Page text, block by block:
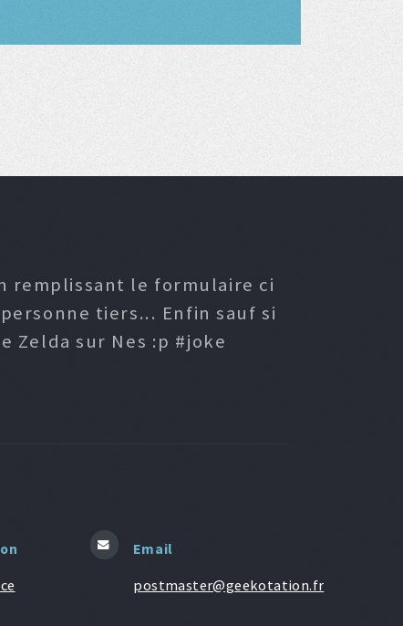
remplissant le formulaire ci
tiers... Enfin sauf si
Zelda sur Nes :p #joke
Email
postmaster@geekotation.fr